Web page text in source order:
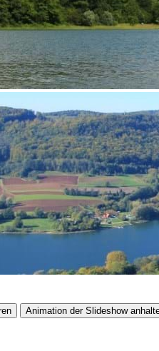
Animation der Slideshow